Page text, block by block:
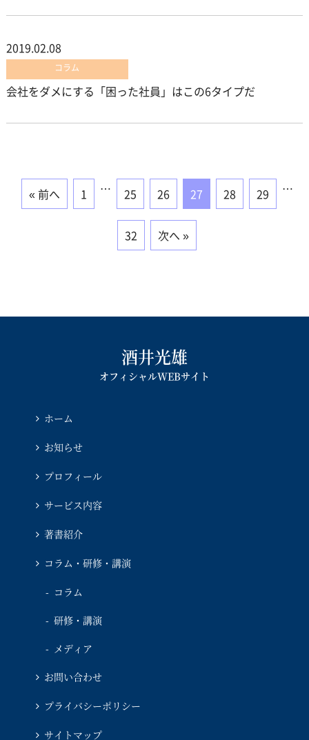
2019.02.08
コラム
会社をダメにする「困った社員」はこの6タイプだ
« 前へ 1 … 25 26 27 28 29 …
32 次へ »
酒井光雄
オフィシャルWEBサイト
ホーム
お知らせ
プロフィール
サービス内容
著書紹介
コラム・研修・講演
コラム
研修・講演
メディア
お問い合わせ
プライバシーポリシー
サイトマップ